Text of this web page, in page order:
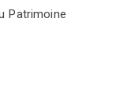
Patrimoine